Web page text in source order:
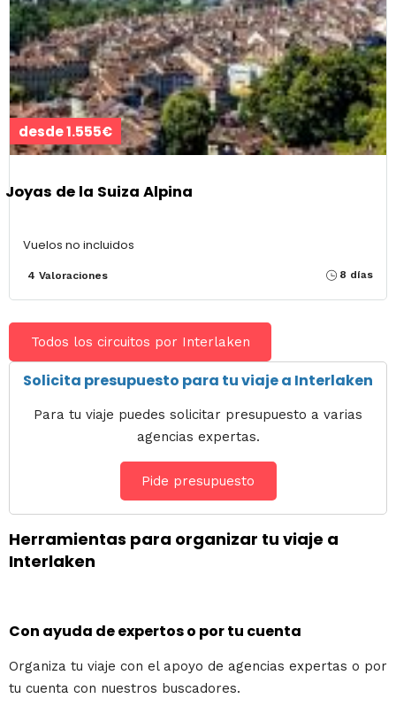
desde 1.555€
Joyas de la Suiza Alpina
Vuelos no incluidos
4 Valoraciones 8 días
Todos los circuitos por Interlaken
Solicita presupuesto para tu viaje a Interlaken
Para tu viaje puedes solicitar presupuesto a varias
agencias expertas.
Pide presupuesto
Herramientas para organizar tu viaje a
Interlaken
Con ayuda de expertos o por tu cuenta
Organiza tu viaje con el apoyo de agencias expertas o por
tu cuenta con nuestros buscadores.